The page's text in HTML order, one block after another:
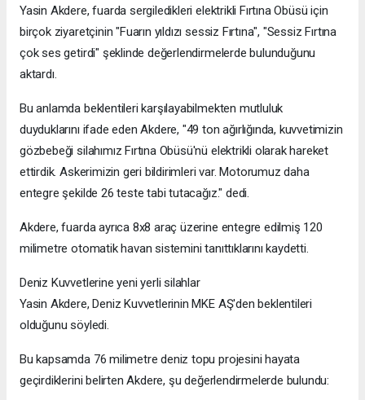
Yasin Akdere, fuarda sergiledikleri elektrikli Fırtına Obüsü için
birçok ziyaretçinin "Fuarın yıldızı sessiz Fırtına", "Sessiz Fırtına
çok ses getirdi" şeklinde değerlendirmelerde bulunduğunu
aktardı.
Bu anlamda beklentileri karşılayabilmekten mutluluk
duyduklarını ifade eden Akdere, "49 ton ağırlığında, kuvvetimizin
gözbebeği silahımız Fırtına Obüsü'nü elektrikli olarak hareket
ettirdik. Askerimizin geri bildirimleri var. Motorumuz daha
entegre şekilde 26 teste tabi tutacağız." dedi.
Akdere, fuarda ayrıca 8x8 araç üzerine entegre edilmiş 120
milimetre otomatik havan sistemini tanıttıklarını kaydetti.
Deniz Kuvvetlerine yeni yerli silahlar
Yasin Akdere, Deniz Kuvvetlerinin MKE AŞ'den beklentileri
olduğunu söyledi.
Bu kapsamda 76 milimetre deniz topu projesini hayata
geçirdiklerini belirten Akdere, şu değerlendirmelerde bulundu: